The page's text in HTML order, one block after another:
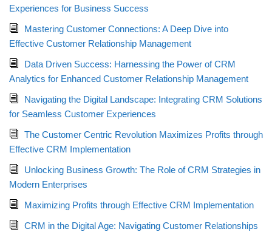
Experiences for Business Success
Mastering Customer Connections: A Deep Dive into
Effective Customer Relationship Management
Data Driven Success: Harnessing the Power of CRM
Analytics for Enhanced Customer Relationship Management
Navigating the Digital Landscape: Integrating CRM Solutions
for Seamless Customer Experiences
The Customer Centric Revolution Maximizes Profits through
Effective CRM Implementation
Unlocking Business Growth: The Role of CRM Strategies in
Modern Enterprises
Maximizing Profits through Effective CRM Implementation
CRM in the Digital Age: Navigating Customer Relationships